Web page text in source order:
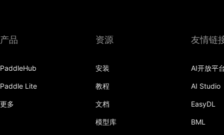
产品
PaddleHub
Paddle Lite
更多
资源
安装
教程
文档
模型库
友情链
AI开放平
AI Studio
EasyDL
BML